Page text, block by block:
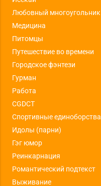
Любовный многоугольник
Медицина
Питомцы
Путешествие во времени
Городское фэнтези
Гурман
Работа
CGDCT
Спортивные единоборства
Идолы (парни)
Гэг юмор
Реинкарнация
Романтический подтекст
Выживание